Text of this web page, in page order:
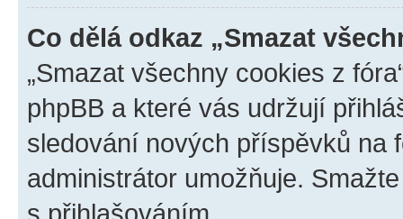
Co dělá odkaz „Smazat
„Smazat všechny cookies z
phpBB a které vás udržují
sledování nových příspěvků na
administrátor umožňuje.